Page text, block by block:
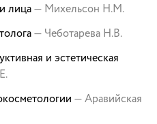
лица— Михельсон Н.М.
— Чеботарева Н.В.
и эстетическая
— Аравийская